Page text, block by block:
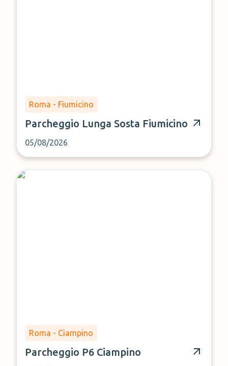
Roma - Fiumicino
Parcheggio Lunga Sosta Fiumicino
05/08/2026
Roma - Ciampino
Parcheggio P6 Ciampino